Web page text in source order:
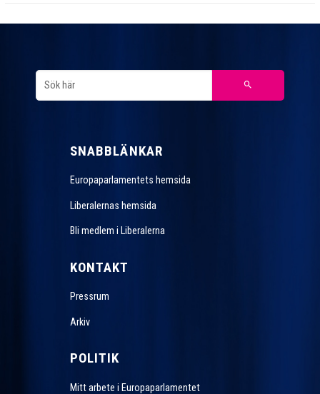
SNABBLÄNKAR
Europaparlamentets hemsida
Liberalernas hemsida
Bli medlem i Liberalerna
KONTAKT
Pressrum
Arkiv
POLITIK
Mitt arbete i Europaparlamentet